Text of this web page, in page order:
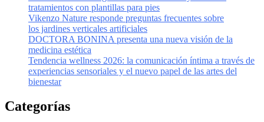
tratamientos con plantillas para pies
Vikenzo Nature responde preguntas frecuentes sobre
los jardines verticales artificiales
DOCTORA BONINA presenta una nueva visión de la
medicina estética
Tendencia wellness 2026: la comunicación íntima a través de
experiencias sensoriales y el nuevo papel de las artes del
bienestar
Categorías